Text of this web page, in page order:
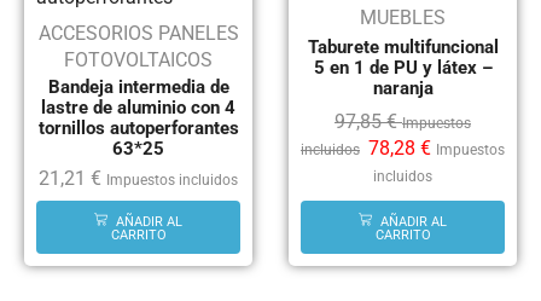
ACCESORIOS PANELES
FOTOVOLTAICOS
Bandeja intermedia de
lastre de aluminio con 4
tornillos autoperforantes
63*25
21,21 € Impuestos incluidos
AÑADIR AL
CARRITO
MUEBLES
Taburete multifuncional
5 en 1 de PU y látex –
naranja
97,85€ Impuestos
incluidos 78,28 € Impuestos
incluidos
AÑADIR AL
CARRITO